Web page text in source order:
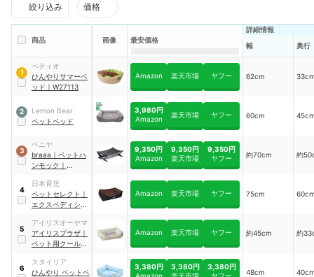
絞り込み 価格
商品 画像 最安価格
詳細情報
幅
奥行
1
ペティオ
ひんやりサマーベ
ッド ｜ W27113
Amazon 楽天市場 ヤフー 62cm
2
Lemon Bear
ペットベッド
3,980円
Amazon
楽天市場 ヤフー 60cm
3
ベニヤ
braaa ｜ ペットハ
ンモック ｜
9,350円
Amazon
9,350円
楽天市場
9,350円
ヤフー
約70cm 約
4
日本育児
ペットセレクト ｜
エクスペディショ
｜ 6820024400
Amazon 楽天市場 ヤフー 75cm
5
アイリスオーヤマ
アイリスプラザ ｜
ペット用クールソ
PCSB-22S
Amazon 楽天市場 ヤフー 約45cm 約
6
スタイリア
ひんやり ペットベ
3,380円
3,380円
3,380円
48cm